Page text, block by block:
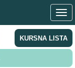
KURSNA LISTA